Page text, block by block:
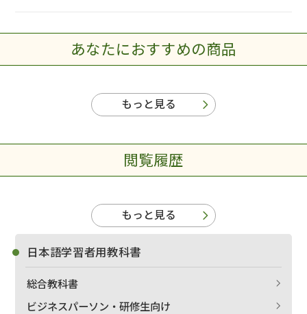
あなたにおすすめの商品
もっと見る
閲覧履歴
もっと見る
日本語学習者用教科書
総合教科書
ビジネスパーソン・研修生向け